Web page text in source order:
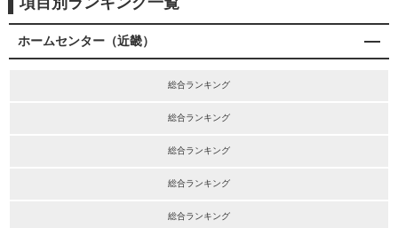
ホームセンター（近畿）
総合ランキング
総合ランキング
総合ランキング
総合ランキング
総合ランキング